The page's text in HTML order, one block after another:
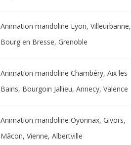
Animation mandoline Lyon, Villeurbanne,
Bourg en Bresse, Grenoble
Animation mandoline Chambéry, Aix les
Bains, Bourgoin Jallieu, Annecy, Valence
Animation mandoline Oyonnax, Givors,
Mâcon, Vienne, Albertville